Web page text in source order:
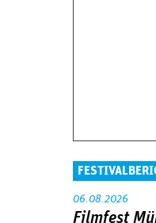
06.08.2026
Filmfest